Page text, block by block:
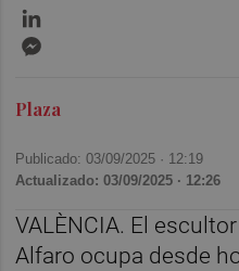
Plaza
Publicado: 03/09/2025 · 12:19
Actualizado: 03/09/2025 · 12:26
VALÈNCIA. El
Alfaro ocupa desde